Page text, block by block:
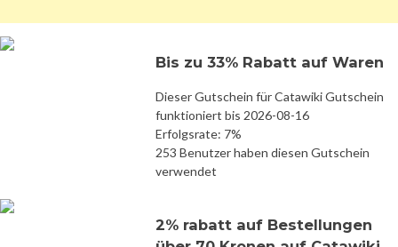
Bis zu 33% Rabatt auf Waren
Dieser Gutschein für Catawiki Gutschein
funktioniert bis 2026-08-16
Erfolgsrate: 7%
253 Benutzer haben diesen Gutschein
verwendet
2% rabatt auf Bestellungen